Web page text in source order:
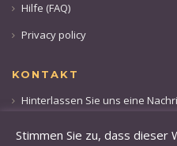
Hilfe (FAQ)
Privacy policy
KONTAKT
Hinterlassen Sie uns eine
Stimmen Sie zu, dass dieser